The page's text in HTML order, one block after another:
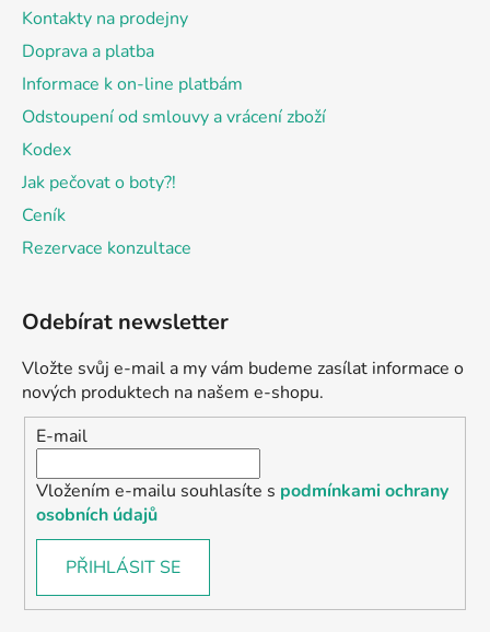
Kontakty na prodejny
Doprava a platba
Informace k on-line platbám
Odstoupení od smlouvy a vrácení zboží
Kodex
Jak pečovat o boty?!
Ceník
Rezervace konzultace
Odebírat newsletter
Vložte svůj e-mail a my vám budeme zasílat informace o
nových produktech na našem e-shopu.
E-mail
Vložením e-mailu souhlasíte s podmínkami ochrany
osobních údajů
PŘIHLÁSIT SE